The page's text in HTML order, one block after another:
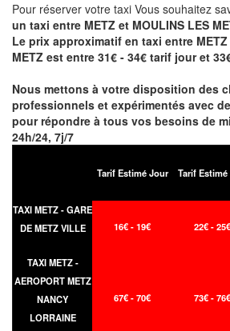
Pour réserver votre taxi Vous souhaitez
un taxi entre METZ et MOULINS LES
Le prix approximatif en taxi entre METZ
METZ est entre 31€ - 34€ tarif jour et
Nous mettons à votre disposition des
professionnels et expérimentés avec
pour répondre à tous vos besoins de
24h/24, 7j/7
Tarif Estimé Jour Tarif
TAXI METZ - GARE
DE METZ VILLE
16€ - 19€ 22€ - 25€
TAXI METZ -
AEROPORT METZ
NANCY
LORRAINE
67€ - 70€ 73€ - 76€